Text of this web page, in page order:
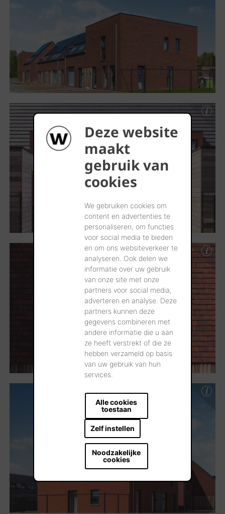
Deze website
maakt
gebruik van
cookies
We gebruiken cookies om
content en advertenties te
personaliseren, om functies
voor social media te bieden
en om ons websiteverkeer te
analyseren. Ook delen we
informatie over uw gebruik
van onze site met onze
partners voor social media,
adverteren en analyse. Deze
partners kunnen deze
gegevens combineren met
andere informatie die u aan
ze heeft verstrekt of die ze
hebben verzameld op basis
van uw gebruik van hun
services.
Alle cookies
toestaan
Zelf instellen
Noodzakelijke
cookies